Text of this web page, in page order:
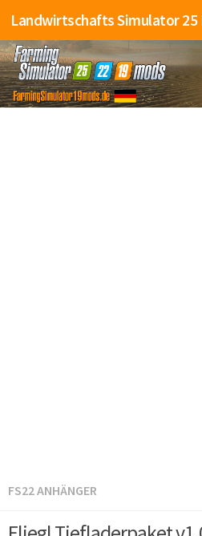
FS22 ANHÄNGER